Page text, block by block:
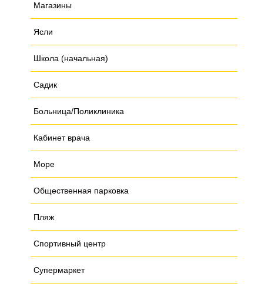
Магазины
Ясли
Школа (начальная)
Садик
Больница/Поликлиника
Кабинет врача
Море
Общественная парковка
Пляж
Спортивный центр
Супермаркет